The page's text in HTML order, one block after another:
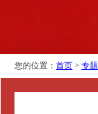
您的位置： 首页 > 专题